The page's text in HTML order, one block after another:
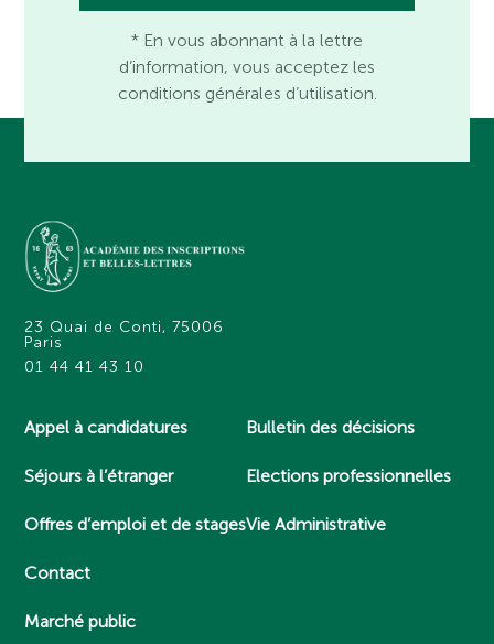
* En vous abonnant à la lettre
d’information, vous acceptez les
conditions générales d’utilisation.
23 Quai de Conti, 75006
Paris
01 44 41 43 10
Appel à candidatures
Séjours à l’étranger
Offres d’emploi et de stages
Contact
Marché public
Bulletin des décisions
Elections professionnelles
Vie Administrative